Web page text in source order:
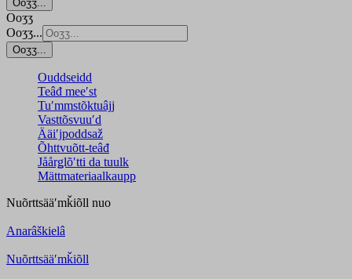
Ooʒʒ...
Ooʒʒ
Ooʒʒ...
Ooʒʒ...
Ouddseidd
Teâđ meeʹst
Tuʹmmstõktuâjj
Vasttõsvuuʹd
Ääiʹjpoddsaž
Õhttvuõtt-teâđ
Jåårǥlõʹtti da tuulk
Mättmateriaalkaupp
Nuõrttsääʹmǩiõll nuo
Anarâškielâ
Nuõrttsääʹmǩiõll